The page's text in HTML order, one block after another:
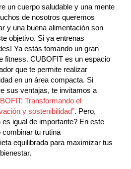
un cuerpo saludable y una mente
de nosotros queremos
y una buena alimentación son
objetivo. Si ya entrenas
Ya estás tomando un gran
fitness. CUBOFIT es un espacio
que te permite realizar
en un área compacta. Si
sus ventajas, te invitamos a
Transformando el
y sostenibilidad”. Pero,
igual de importante? En este
tu rutina
equilibrada para maximizar tus